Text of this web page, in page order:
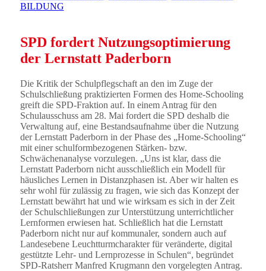
BILDUNG
SPD fordert Nutzungsoptimierung
der Lernstatt Paderborn
Die Kritik der Schulpflegschaft an den im Zuge der
Schulschließung praktizierten Formen des Home-Schooling
greift die SPD-Fraktion auf. In einem Antrag für den
Schulausschuss am 28. Mai fordert die SPD deshalb die
Verwaltung auf, eine Bestandsaufnahme über die Nutzung
der Lernstatt Paderborn in der Phase des „Home-Schooling“
mit einer schulformbezogenen Stärken- bzw.
Schwächenanalyse vorzulegen. „Uns ist klar, dass die
Lernstatt Paderborn nicht ausschließlich ein Modell für
häusliches Lernen in Distanzphasen ist. Aber wir halten es
sehr wohl für zulässig zu fragen, wie sich das Konzept der
Lernstatt bewährt hat und wie wirksam es sich in der Zeit
der Schulschließungen zur Unterstützung unterrichtlicher
Lernformen erwiesen hat. Schließlich hat die Lernstatt
Paderborn nicht nur auf kommunaler, sondern auch auf
Landesebene Leuchtturmcharakter für veränderte, digital
gestützte Lehr- und Lernprozesse in Schulen“, begründet
SPD-Ratsherr Manfred Krugmann den vorgelegten Antrag.